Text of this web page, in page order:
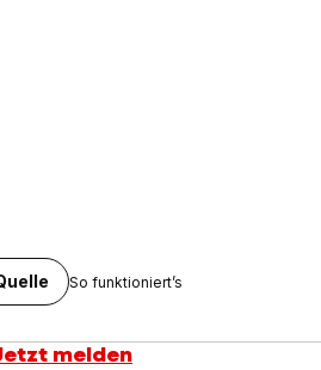
So funktioniert’s
melden